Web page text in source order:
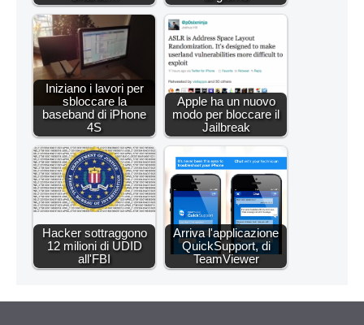
Iniziano i lavori per
sbloccare la
baseband di iPhone
4S
Apple ha un nuovo
modo per bloccare il
Jailbreak
Hacker sottraggono
12 milioni di UDID
all'FBI
Arriva l'applicazione
QuickSupport, di
TeamViewer